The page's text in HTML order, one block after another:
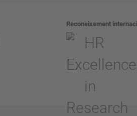
Reconeixement